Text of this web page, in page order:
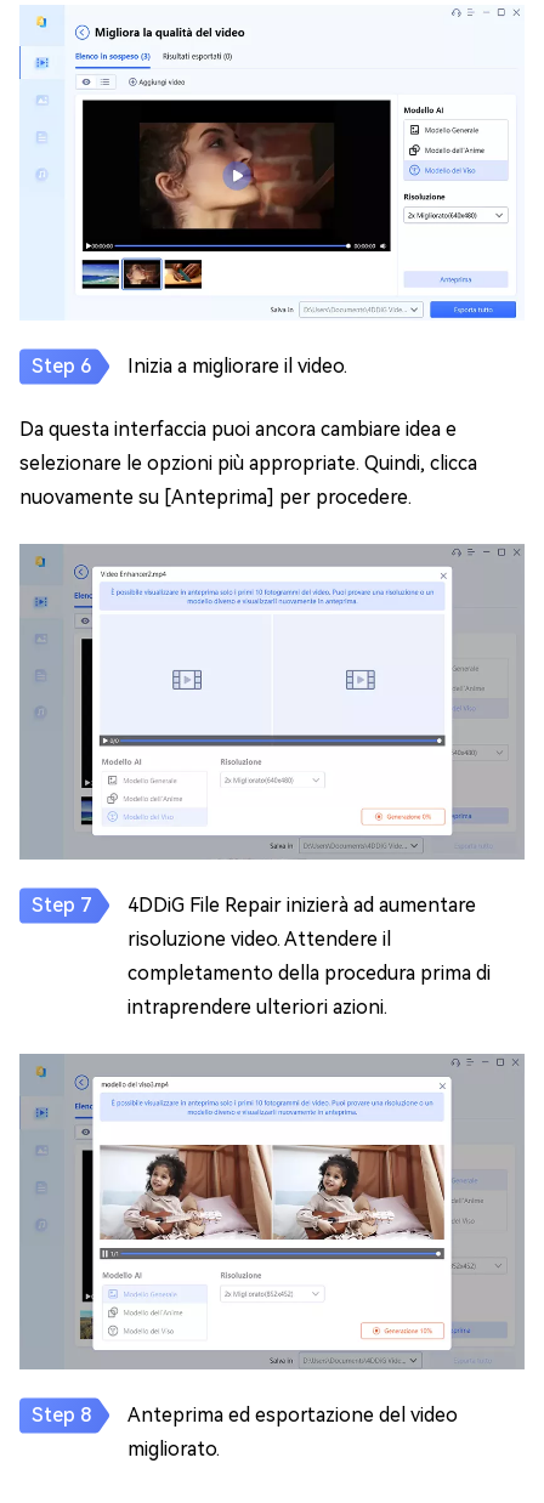
Inizia a migliorare il video.
Da questa interfaccia puoi ancora cambiare idea e
selezionare le opzioni più appropriate. Quindi, clicca
nuovamente su [Anteprima] per procedere.
4DDiG File Repair inizierà ad aumentare
risoluzione video. Attendere il
completamento della procedura prima di
intraprendere ulteriori azioni.
Anteprima ed esportazione del video
migliorato.